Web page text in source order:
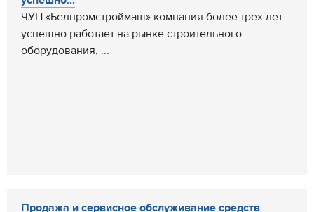
ЧУП «Белпромстроймаш» компания более трех лет
успешно работает на рынке строительного
оборудования, ...
Продажа и сервисное обслуживание средств